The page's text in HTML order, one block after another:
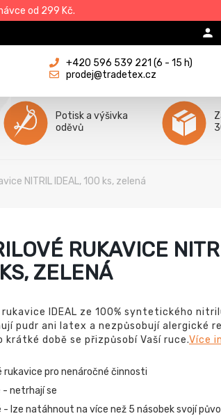
od 299 Kč.
+420 596 539 221 (6 - 15 h)
prodej@tradetex.cz
Potisk a výšivka
oděvů
NITRIL IDEAL, 100 ks, zelená
RUKAVICE
ZELENÁ
IDEAL ze 100% syntetického
pudr ani latex a nezpůsobují alergické
krátké době se přizpůsobí Vaší ruce.Více
rukavice pro nenáročné činnosti
- netrhají se
- lze natáhnout na více než 5 násobek svojí